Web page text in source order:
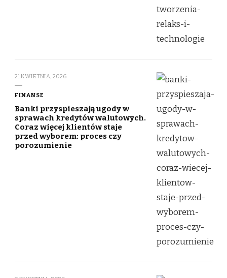
21 KWIETNIA, 2026
FINANSE
Banki przyspieszają ugody w
sprawach kredytów walutowych.
Coraz więcej klientów staje
przed wyborem: proces czy
porozumienie